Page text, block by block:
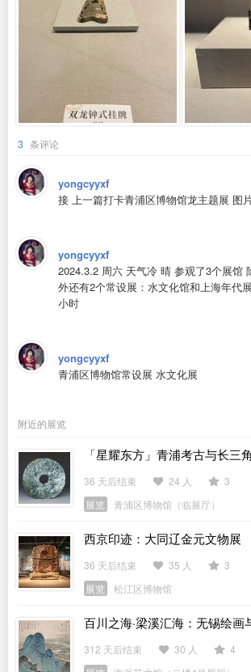
3 条评论
yongcyyxf
接 上一篇打卡青浦区博物馆龙主题展 图
yongcyyxf
2024.3.2 周六 天气冷 晴 参观了3个展馆
外还有2个常设展：水文化馆和上海年代
小时
yongcyyxf
青浦区博物馆常设展 水文化展
附近的展览
「星耀东方」青浦考古与长三
36 天后结束 24 人
3
展览
青浦区博物馆（临展厅）
西京印迹：大同辽金元文物展
36 天后结束 35 人
3
展览
松江区博物馆
百川之海·梁溪汇海：无锡绘画
312 天后结束 30 人
4